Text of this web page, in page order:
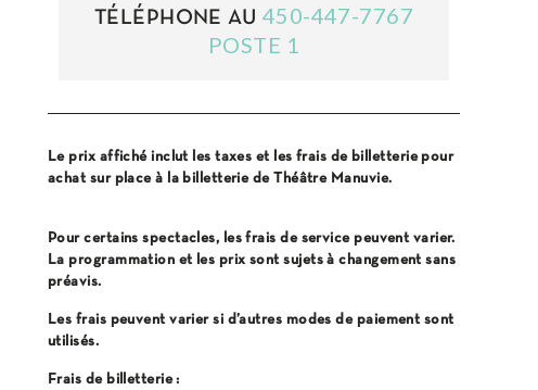
TÉLÉPHONE AU 450-447-7767
POSTE 1
Le prix affiché inclut les taxes et les frais de billetterie pour
achat sur place à la billetterie de Théâtre Manuvie.
Pour certains spectacles, les frais de service peuvent varier.
La programmation et les prix sont sujets à changement sans
préavis.
Les frais peuvent varier si d’autres modes de paiement sont
utilisés.
Frais de billetterie :